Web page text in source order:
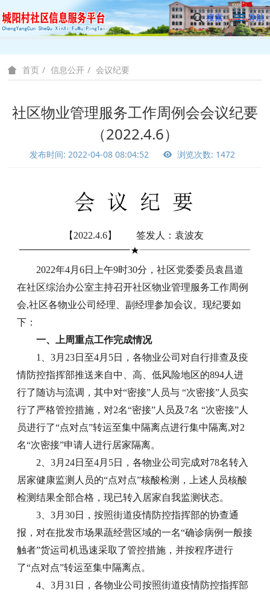
搜索 导航
首页 信息公开 会议纪要
社区物业管理服务工作周例会会议纪要
（2022.4.6）
发布时间: 2022-04-08 08:04:52 浏览次数: 1472
【2022.4.6】 签发人：袁波友
2022年4月6日上午9时30分，社区党委委员袁昌道
在社区综治办公室主持召开社区物业管理服务工作周例
会,社区各物业公司经理、副经理参加会议。现纪要如
下：
一、上周重点工作完成情况
1、3月23日至4月5日，各物业公司对自行排查及疫
情防控指挥部推送来自中、高、低风险地区的894人进
行了随访与流调，其中对“密接”人员与 “次密接”人员实
行了严格管控措施，对2名“密接”人员及7名 “次密接”人
员进行了“点对点”转运至集中隔离点进行集中隔离,对2
名“次密接”申请人进行居家隔离。
2、3月24日至4月5日，各物业公司完成对78名转入
居家健康监测人员的“点对点”核酸检测，上述人员核酸
检测结果全部合格，现已转入居家自我监测状态。
3、3月30日，按照街道疫情防控指挥部的协查通
报，对在批发市场果蔬经营区域的一名“确诊病例一般接
触者”货运司机迅速采取了管控措施，并按程序进行
了“点对点”转运至集中隔离点。
4、3月31日，各物业公司按照街道疫情防控指挥部